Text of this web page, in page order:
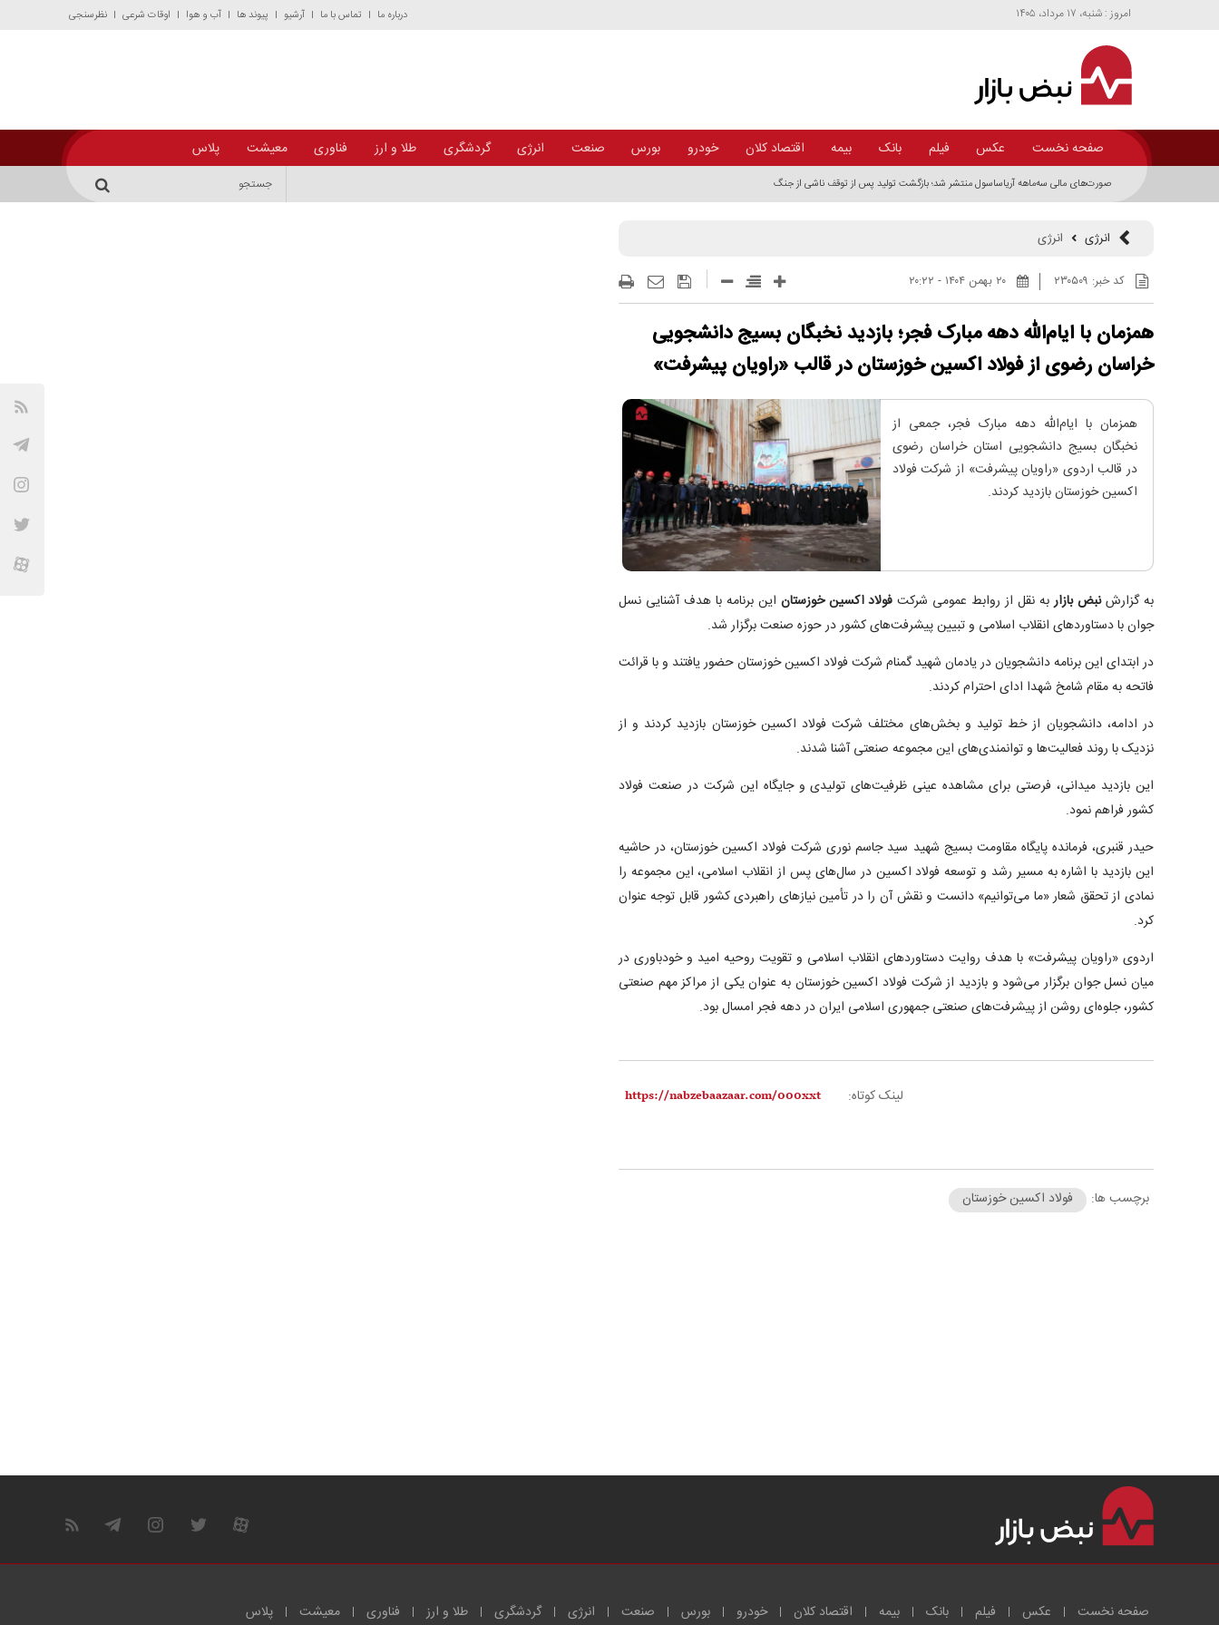
امروز : شنبه، ۱۷ مرداد، ۱۴۰۵ درباره ما تماس با ما آرشیو پیوند ها آب و هوا اوقات شرعی نظرسنجی
صفحه نخست عکس فیلم بانک بیمه اقتصاد کلان خودرو بورس صنعت انرژی گردشگری طلا و ارز فناوری معیشت پلاس
صورت‌های مالی سه‌ماهه آریاساسول منتشر شد؛ بازگشت تولید پس از توقف ناشی از جنگ
انرژی انرژی
کد خبر: ۲۳۰۵۰۹ ۲۰ بهمن ۱۴۰۴ - ۲۰:۲۲
همزمان با ایام‌الله دهه مبارک فجر؛ بازدید نخبگان بسیج دانشجویی
خراسان رضوی از فولاد اکسین خوزستان در قالب «راویان پیشرفت»
همزمان با ایام‌الله دهه مبارک فجر، جمعی از
نخبگان بسیج دانشجویی استان خراسان رضوی
در قالب اردوی «راویان پیشرفت» از شرکت فولاد
اکسین خوزستان بازدید کردند.
به گزارشنبض بازاربه نقل از روابط عمومی شرکت فولاد اکسین خوزستان این برنامه با هدف آشنایی نسل
جوان با دستاورد‌های انقلاب اسلامی و تبیین پیشرفت‌های کشور در حوزه صنعت برگزار شد.
در ابتدای این برنامه دانشجویان در یادمان شهید گمنام شرکت فولاد اکسین خوزستان حضور یافتند و با قرائت
فاتحه به مقام شامخ شهدا ادای احترام کردند.
در ادامه، دانشجویان از خط تولید و بخش‌های مختلف شرکت فولاد اکسین خوزستان بازدید کردند و از
نزدیک با روند فعالیت‌ها و توانمندی‌های این مجموعه صنعتی آشنا شدند.
این بازدید میدانی، فرصتی برای مشاهده عینی ظرفیت‌های تولیدی و جایگاه این شرکت در صنعت فولاد
کشور فراهم نمود.
حیدر قنبری، فرمانده پایگاه مقاومت بسیج شهید سید جاسم نوری شرکت فولاد اکسین خوزستان، در حاشیه
این بازدید با اشاره به مسیر رشد و توسعه فولاد اکسین در سال‌های پس از انقلاب اسلامی، این مجموعه را
نمادی از تحقق شعار «ما می‌توانیم» دانست و نقش آن را در تأمین نیاز‌های راهبردی کشور قابل توجه عنوان
کرد.
اردوی «راویان پیشرفت» با هدف روایت دستاورد‌های انقلاب اسلامی و تقویت روحیه امید و خودباوری در
میان نسل جوان برگزار می‌شود و بازدید از شرکت فولاد اکسین خوزستان به عنوان یکی از مراکز مهم صنعتی
کشور، جلوه‌ای روشن از پیشرفت‌های صنعتی جمهوری اسلامی ایران در دهه فجر امسال بود.
لینک کوتاه:
برچسب ها: فولاد اکسین خوزستان
صفحه نخست عکس فیلم بانک بیمه اقتصاد کلان خودرو بورس صنعت انرژی گردشگری طلا و ارز فناوری معیشت پلاس